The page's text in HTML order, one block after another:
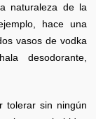
naturaleza de la
hace una
vasos de vodka
desodorante,
tolerar sin ningún